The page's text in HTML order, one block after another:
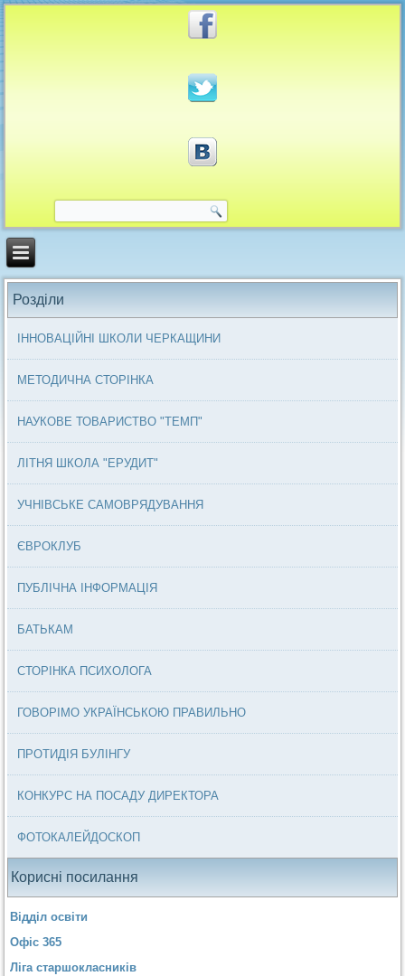
Розділи
ІННОВАЦІЙНІ ШКОЛИ ЧЕРКАЩИНИ
МЕТОДИЧНА СТОРІНКА
НАУКОВЕ ТОВАРИСТВО "ТЕМП"
ЛІТНЯ ШКОЛА "ЕРУДИТ"
УЧНІВСЬКЕ САМОВРЯДУВАННЯ
ЄВРОКЛУБ
ПУБЛІЧНА ІНФОРМАЦІЯ
БАТЬКАМ
СТОРІНКА ПСИХОЛОГА
ГОВОРІМО УКРАЇНСЬКОЮ ПРАВИЛЬНО
ПРОТИДІЯ БУЛІНГУ
КОНКУРС НА ПОСАДУ ДИРЕКТОРА
ФОТОКАЛЕЙДОСКОП
Корисні посилання
Відділ освіти
Офіс 365
Ліга старшокласників